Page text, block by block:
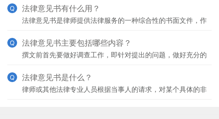
的功能是为正文做铺垫，一般包括如下内容：1、意见依据
2、
法律意见书有什么用？
法律意见书是律师提供法律服务的一种综合性的书面文件，作
案。2、律师以出具法律意见书的方式解答法律询问，应当
Q
法律意见书主要包括哪些内容？
撰文前首先要做好调查工作，即针对提出的问题，做好充分的
到实际部门进行实地调查、查询等。答复要准确，法律依据
Q
法律意见书是什么？
律师或其他法律专业人员根据当事人的请求，对某个具体的非
Q